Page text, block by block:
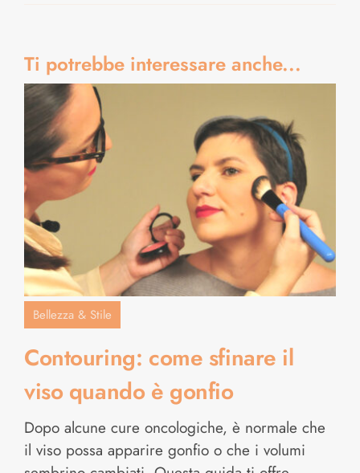
Ti potrebbe interessare anche...
Bellezza & Stile
Contouring: come sfinare il
viso quando è gonfio
Dopo alcune cure oncologiche, è normale che
il viso possa apparire gonfio o che i volumi